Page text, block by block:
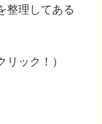
整理してある
ック！）